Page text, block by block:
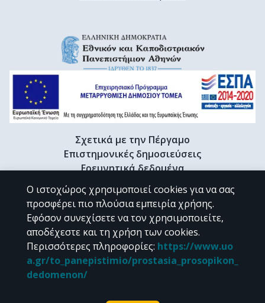
Σχετικά με την Πέργαμο
Επιστημονικές δημοσιεύσεις
Ερευνητικά δεδομένα
Διδακτορικές διατριβές & Γκρίζα βιβλιογραφία
Προφίλ Ερευνητή
CC BY-NC 4.0
Εκτός αν αναφέρεται διαφορετικά, το υλικό της "Περγάμου" διατίθεται
Ο ιστοχώρος χρησιμοποιεί cookies για να σας
προσφέρει πιο πλούσια εμπειρία χρήσης.
Εφόσον συνεχίσετε να τον χρησιμοποιείτε,
αποδέχεστε και τη χρήση των cookies.
Περισσότερες πληροφορίες: https://www.uo
a.gr/to_panepistimio/prostasia_prosopikon_
dedomenon/